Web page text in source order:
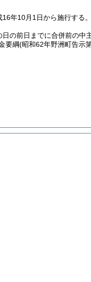
16年10月1日から施行する。
日の前日までに合併前の中
要綱(昭和62年野洲町告示